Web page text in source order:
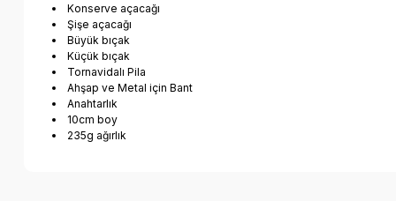
Konserve açacağı
Şişe açacağı
Büyük bıçak
Küçük bıçak
Tornavidalı Pila
Ahşap ve Metal için Bant
Anahtarlık
10cm boy
235g ağırlık